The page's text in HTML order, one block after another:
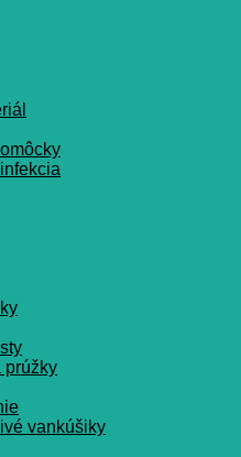
prúžky
vankúšiky